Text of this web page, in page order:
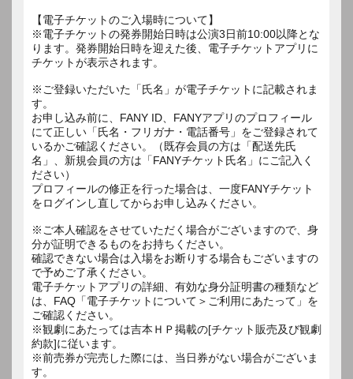
【電子チケットのご入場時について】
※電子チケットの発券開始日時は公演3日前10:00以降とな
ります。発券開始日時を迎えた後、電子チケットアプリに
チケットが表示されます。
※ご登録いただいた「氏名」が電子チケットに記載されま
す。
お申し込み前に、FANY ID、FANYアプリのプロフィール
にて正しい「氏名・フリガナ・電話番号」をご登録されて
いるかご確認ください。（既存会員の方は「配送先氏
名」、新規会員の方は「FANYチケット氏名」にご記入く
ださい）
プロフィールの修正を行った場合は、一度FANYチケット
をログインし直してからお申し込みください。
※ご本人確認をさせていただく場合がございますので、身
分が証明できるものをお持ちください。
確認できない場合は入場をお断りする場合もございますの
で予めご了承ください。
電子チケットアプリの詳細、有効な身分証明書の種類など
は、FAQ「電子チケットについて＞ご利用にあたって」を
ご確認ください。
※観劇にあたっては吉本ＨＰ掲載の[チケット販売及び観劇
約款]に従います。
※前売券が完売した際には、当日券がない場合がございま
す。